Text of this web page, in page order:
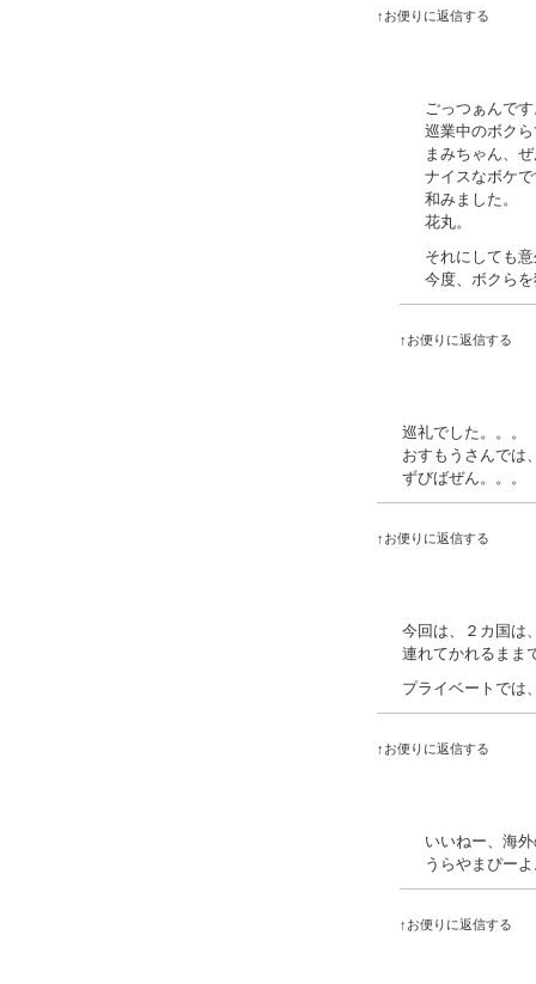
↑お便りに返信する
ごっつぁんで
巡業中のボク
まみちゃん、
ナイスなボケ
和みました。
花丸。
それにしても
今度、ボクら
↑お便りに返信する
巡礼でした。。。
おすもうさんでは
ずびばぜん。。。
↑お便りに返信する
今回は、２カ国は
連れてかれるまま
プライベートでは
↑お便りに返信する
いいねー、海
うらやまぴー
↑お便りに返信する